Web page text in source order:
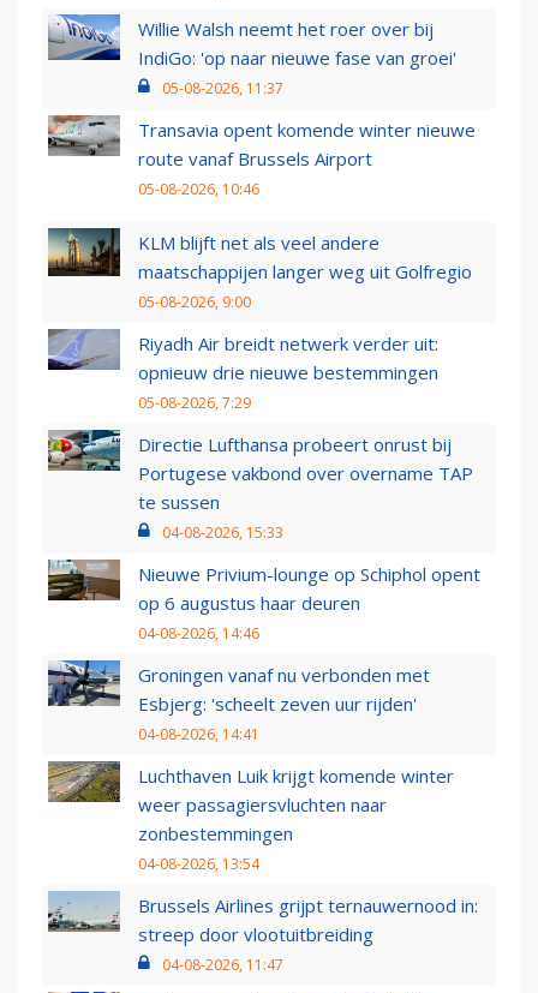
Willie Walsh neemt het roer over bij
IndiGo: 'op naar nieuwe fase van groei'
05-08-2026, 11:37
Transavia opent komende winter nieuwe
route vanaf Brussels Airport
05-08-2026, 10:46
KLM blijft net als veel andere
maatschappijen langer weg uit Golfregio
05-08-2026, 9:00
Riyadh Air breidt netwerk verder uit:
opnieuw drie nieuwe bestemmingen
05-08-2026, 7:29
Directie Lufthansa probeert onrust bij
Portugese vakbond over overname TAP
te sussen
04-08-2026, 15:33
Nieuwe Privium-lounge op Schiphol opent
op 6 augustus haar deuren
04-08-2026, 14:46
Groningen vanaf nu verbonden met
Esbjerg: 'scheelt zeven uur rijden'
04-08-2026, 14:41
Luchthaven Luik krijgt komende winter
weer passagiersvluchten naar
zonbestemmingen
04-08-2026, 13:54
Brussels Airlines grijpt ternauwernood in:
streep door vlootuitbreiding
04-08-2026, 11:47